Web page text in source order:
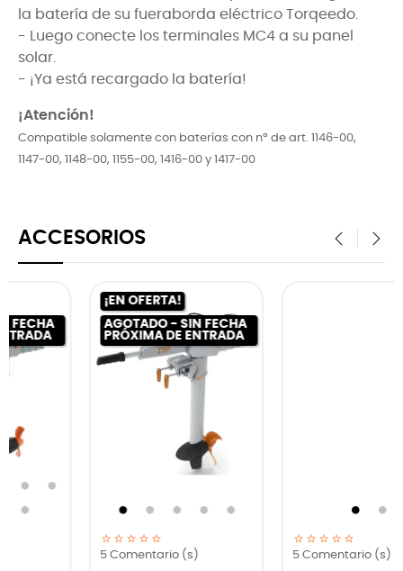
la batería de su fueraborda eléctrico Torqeedo.
- Luego conecte los terminales MC4 a su panel
solar.
- ¡Ya está recargado la batería!
¡Atención!
Compatible solamente con baterías con nº de art. 1146-00,
1147-00, 1148-00, 1155-00, 1416-00 y 1417-00
ACCESORIOS
Comentario (s) Comentario (s)